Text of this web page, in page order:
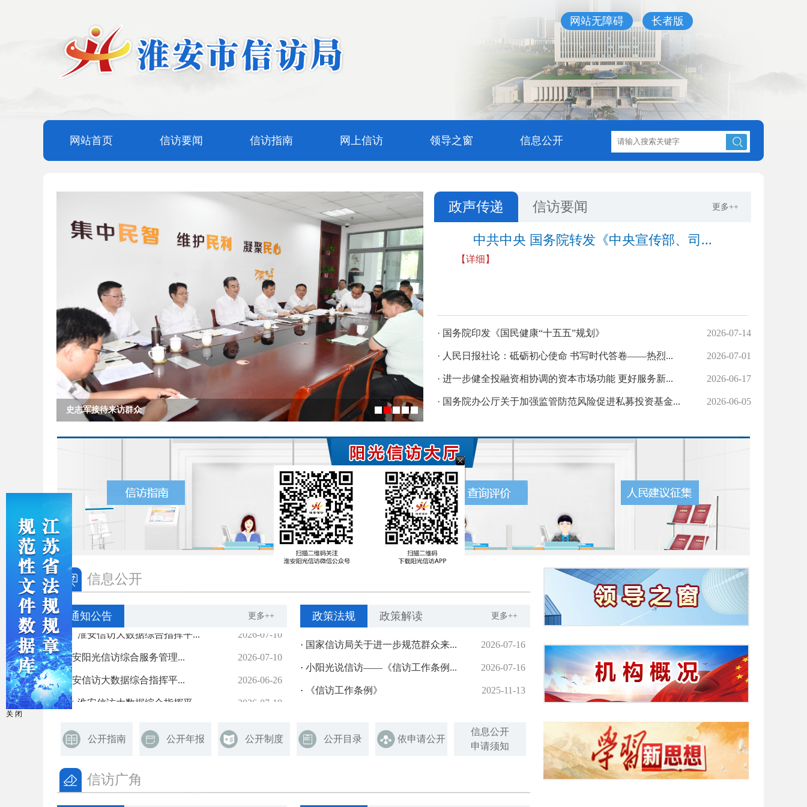
关 闭
网站无障碍 长者版
网站首页 信访要闻 信访指南 网上信访 领导之窗 信息公开
史志军接待来访群众
政声传递 信访要闻 更多++
中共中央 国务院转发《中央宣传部、司...
【详细】
2026-07-14
· 国务院印发《国民健康“十五五”规划》
2026-07-01
· 人民日报社论：砥砺初心使命 书写时代答卷——热烈...
2026-06-17
· 进一步健全投融资相协调的资本市场功能 更好服务新...
2026-06-05
· 国务院办公厅关于加强监管防范风险促进私募投资基金...
信息公开
通知公告 更多++ 政策法规 政策解读 更多++
公开指南 公开年报 公开制度 公开目录 依申请公开
信息公开
申请须知
信访广角